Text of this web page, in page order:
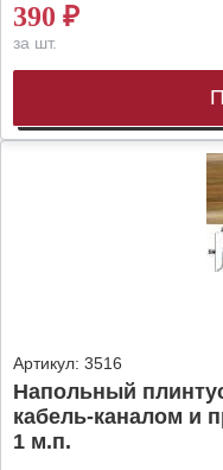
390 ₽
за шт.
Артикул: 3516
Напольный
кабель-каналом и
1 м.п.